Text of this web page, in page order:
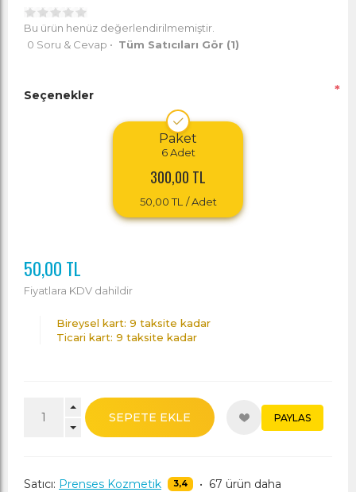
Bu ürün henüz değerlendirilmemiştir.
0 Soru & Cevap • Tüm Satıcıları Gör (1)
Seçenekler *
Paket
6 Adet
300,00 TL
50,00 TL / Adet
50,00 TL
Fiyatlara KDV dahildir
Bireysel kart: 9 taksite kadar
Ticari kart: 9 taksite kadar
SEPETE EKLE PAYLAS
Satıcı: Prenses Kozmetik 3,4 • 67 ürün daha